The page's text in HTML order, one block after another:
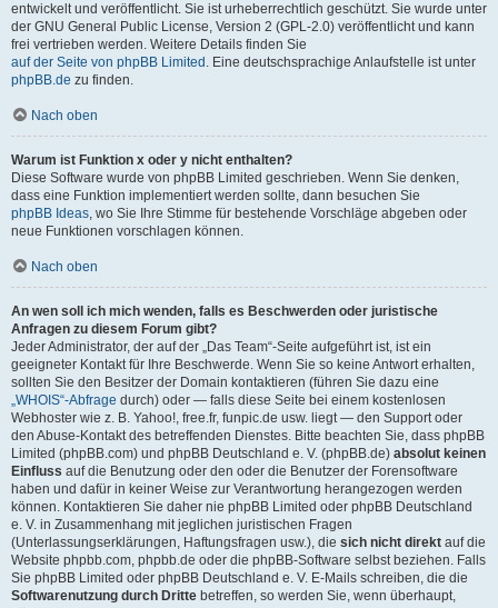
entwickelt und veröffentlicht. Sie ist urheberrechtlich geschützt. Sie wurde unter
der GNU General Public License, Version 2 (GPL-2.0) veröffentlicht und kann
frei vertrieben werden. Weitere Details finden Sie
auf der Seite von phpBB Limited . Eine deutschsprachige Anlaufstelle ist unter
phpBB.de zu finden.
Nach oben
Warum ist Funktion x oder y nicht enthalten?
Diese Software wurde von phpBB Limited geschrieben. Wenn Sie denken,
dass eine Funktion implementiert werden sollte, dann besuchen Sie
phpBB Ideas, wo Sie Ihre Stimme für bestehende Vorschläge abgeben oder
neue Funktionen vorschlagen können.
Nach oben
An wen soll ich mich wenden, falls es Beschwerden oder juristische
Anfragen zu diesem Forum gibt?
Jeder Administrator, der auf der „Das Team“-Seite aufgeführt ist, ist ein
geeigneter Kontakt für Ihre Beschwerde. Wenn Sie so keine Antwort erhalten,
sollten Sie den Besitzer der Domain kontaktieren (führen Sie dazu eine
„WHOIS“-Abfrage durch) oder — falls diese Seite bei einem kostenlosen
Webhoster wie z. B. Yahoo!, free.fr, funpic.de usw. liegt — den Support oder
den Abuse-Kontakt des betreffenden Dienstes. Bitte beachten Sie, dass phpBB
Limited (phpBB.com) und phpBB Deutschland e. V. (phpBB.de) absolut keinen
Einfluss auf die Benutzung oder den oder die Benutzer der Forensoftware
haben und dafür in keiner Weise zur Verantwortung herangezogen werden
können. Kontaktieren Sie daher nie phpBB Limited oder phpBB Deutschland
e. V. in Zusammenhang mit jeglichen juristischen Fragen
(Unterlassungserklärungen, Haftungsfragen usw.), die sich nicht direkt auf die
Website phpbb.com, phpbb.de oder die phpBB-Software selbst beziehen. Falls
Sie phpBB Limited oder phpBB Deutschland e. V. E-Mails schreiben, die die
Softwarenutzung durch Dritte betreffen, so werden Sie, wenn überhaupt,